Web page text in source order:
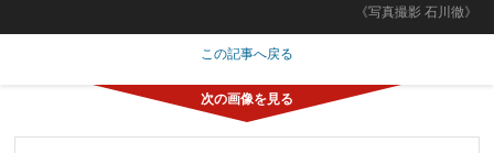
《写真撮影 石川徹》
この記事へ戻る